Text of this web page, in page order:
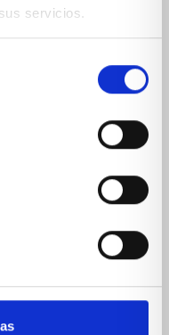
servicios.
política de privacidad